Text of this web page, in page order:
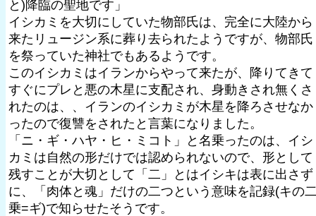
と)降臨の聖地です」
イシカミを大切にしていた物部氏は、完全に大陸から
来たリュージン系に葬り去られたようですが、物部氏
を祭っていた神社でもあるようです。
このイシカミはイランからやって来たが、降りてきて
すぐにプレと悪の木星に支配され、身動きされ無くさ
れたのは、、イランのイシカミが木星を降ろさせなか
ったので復讐をされたと言葉になりました。
「ニ・ギ・ハヤ・ヒ・ミコト」と名乗ったのは、イシ
カミは自然の形だけでは認められないので、形として
残すことが大切として「二」とはイシキは表に出さず
に、「肉体と魂」だけの二つという意味を記録(キの
乗=ギ)で知らせたそうです。